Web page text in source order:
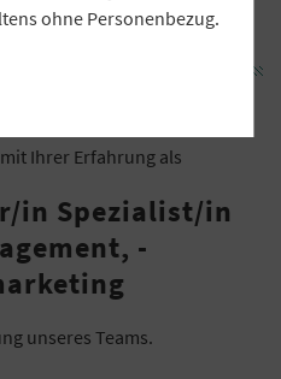
Ihrer Erfahrung als
in Spezialist/in
-
unseres Teams.
ohne Personenbezug.